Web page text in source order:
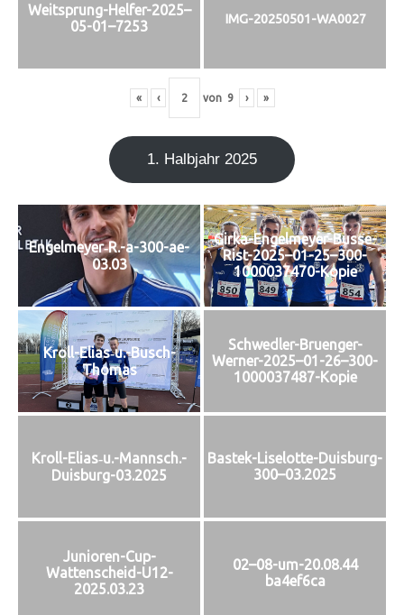
Weitsprung-Helfer-2025–
05-01–7253
IMG-20250501-WA0027
« ‹ von 9 › »
1. Halb­jahr 2025
Engelmeyer‑R.-a-300-ae-
03.03
Girka-Engelmeyer-Busse-
Rist-2025–01-25–300-
1000037470-Kopie
Kroll-Elias‑u.-Busch-
Thomas
Schwedler-Bruenger-
Werner-2025–01-26–300-
1000037487-Kopie
Kroll-Elias‑u.-Mannsch.-
Duisburg-03.2025
Bastek-Liselotte-Duisburg-
300–03.2025
Junioren-Cup-
Wattenscheid-U12-
2025.03.23
02–08-um-20.08.44
ba4ef6ca